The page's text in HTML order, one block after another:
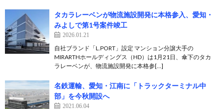
タカラレーベンが物流施設開発に本格参入、愛知・
みよしで第1号案件竣工
2026.01.21
自社ブランド「L.PORT」設定 マンション分譲大手の
MIRARTHホールディングス（HD）は1月21日、傘下のタカ
ラレーベンが、物流施設開発に本格参[…]
名鉄運輸、愛知・江南に「トラックターミナル中
部」を今秋開設へ
2021.06.04